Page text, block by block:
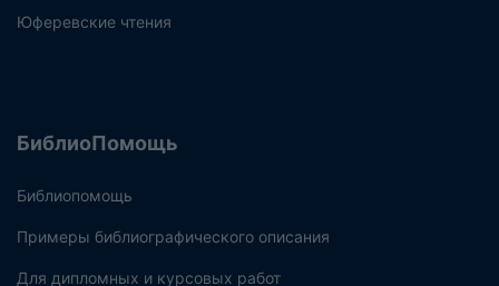
Юферевские чтения
БиблиоПомощь
Библиопомощь
Примеры библиографического описания
Для дипломных и курсовых работ